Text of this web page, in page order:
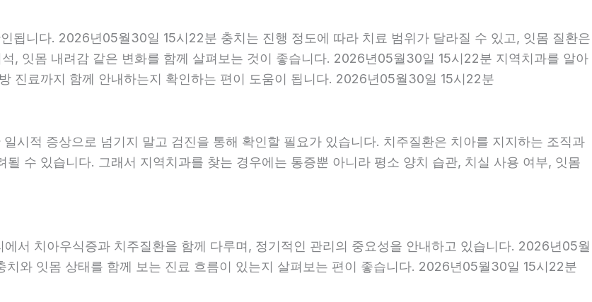
됩니다. 2026년05월30일 15시22분 충치는 진행 정도에 따라 치료 범위가 달라질 수 있고, 잇몸 질환은
, 잇몸 내려감 같은 변화를 함께 살펴보는 것이 좋습니다. 2026년05월30일 15시22분 지역치과를 알아
진료까지 함께 안내하는지 확인하는 편이 도움이 됩니다. 2026년05월30일 15시22분
시적 증상으로 넘기지 말고 검진을 통해 확인할 필요가 있습니다. 치주질환은 치아를 지지하는 조직과
수 있습니다. 그래서 지역치과를 찾는 경우에는 통증뿐 아니라 평소 양치 습관, 치실 사용 여부, 잇몸
서 치아우식증과 치주질환을 함께 다루며, 정기적인 관리의 중요성을 안내하고 있습니다. 2026년05월
와 잇몸 상태를 함께 보는 진료 흐름이 있는지 살펴보는 편이 좋습니다. 2026년05월30일 15시22분